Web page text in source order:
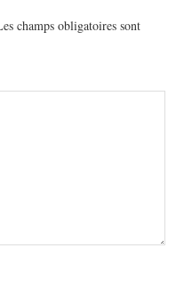
champs obligatoires sont